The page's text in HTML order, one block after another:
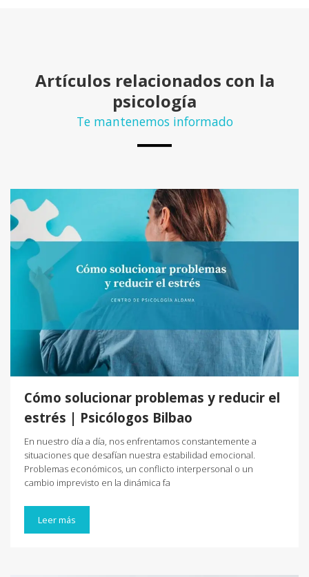
Artículos relacionados con la
psicología
Te mantenemos informado
Cómo solucionar problemas y reducir el
estrés | Psicólogos Bilbao
En nuestro día a día, nos enfrentamos constantemente a
situaciones que desafían nuestra estabilidad emocional.
Problemas económicos, un conflicto interpersonal o un
cambio imprevisto en la dinámica fa
Leer más